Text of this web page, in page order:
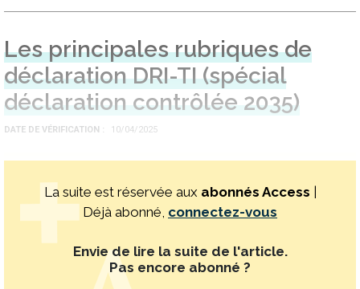
Les principales rubriques de
déclaration DRI-TI (spécial
déclaration contrôlée 2035)
DATE DE VÉRIFICATION 10/04/2025
La suite est réservée aux abonnés Access |
Déjà abonné, connectez-vous
Envie de lire la suite de l'article.
Pas encore abonné ?